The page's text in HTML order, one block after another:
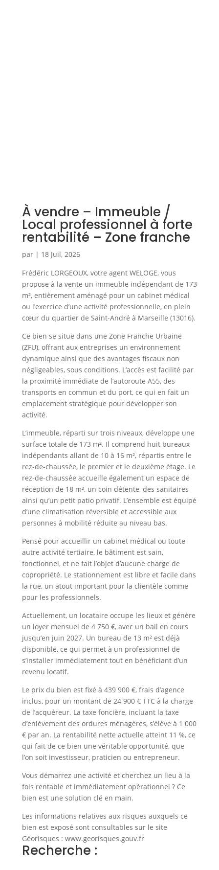
À vendre – Immeuble /
Local professionnel à forte
rentabilité – Zone franche
par | 18 Juil, 2026
Frédéric LORGEOUX, votre agent WELOGE, vous
propose à la vente un immeuble indépendant de 173
m², entièrement aménagé pour un cabinet médical
ou l’exercice d’une activité professionnelle, en plein
cœur du quartier de Saint-André à Marseille (13016).
Ce bien se situe dans une Zone Franche Urbaine
(ZFU), offrant aux entreprises un environnement
dynamique ainsi que des avantages fiscaux non
négligeables, sous conditions. L’accès est facilité par
la proximité immédiate de l’autoroute A55, des
transports en commun et du port, ce qui en fait un
emplacement stratégique pour développer son
activité.
L’immeuble, réparti sur trois niveaux, développe une
surface totale de 173 m². Il comprend huit bureaux
indépendants allant de 10 à 16 m², répartis entre le
rez-de-chaussée, le premier et le deuxième étage. Le
rez-de-chaussée accueille également un espace de
réception de 18 m², un coin détente, des sanitaires
ainsi qu’un petit patio privatif. L’ensemble est équipé
d’une climatisation réversible et accessible aux
personnes à mobilité réduite au niveau bas.
Pensé pour accueillir un cabinet médical ou toute
autre activité tertiaire, le bâtiment est sain,
fonctionnel, et ne fait l’objet d’aucune charge de
copropriété. Le stationnement est libre et facile dans
la rue, un atout important pour la clientèle comme
pour les professionnels.
Actuellement, un locataire occupe les lieux et génère
un loyer mensuel de 4 750 €, avec un bail en cours
jusqu’en juin 2027. Un bureau de 13 m² est déjà
disponible, ce qui permet à un professionnel de
s’installer immédiatement tout en bénéficiant d’un
revenu locatif.
Le prix du bien est fixé à 439 900 €, frais d’agence
inclus, pour un montant de 24 900 € TTC à la charge
de l’acquéreur. La taxe foncière, incluant la taxe
d’enlèvement des ordures ménagères, s’élève à 1 000
€ par an. La rentabilité nette actuelle atteint 11 %, ce
qui fait de ce bien une véritable opportunité, que
l’on soit investisseur, praticien ou entrepreneur.
Vous démarrez une activité et cherchez un lieu à la
fois rentable et immédiatement opérationnel ? Ce
bien est une solution clé en main.
Les informations relatives aux risques auxquels ce
bien est exposé sont consultables sur le site
Géorisques : www.georisques.gouv.fr
Recherche :